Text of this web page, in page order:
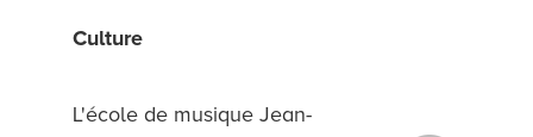
Culture
L'école de musique Jean-